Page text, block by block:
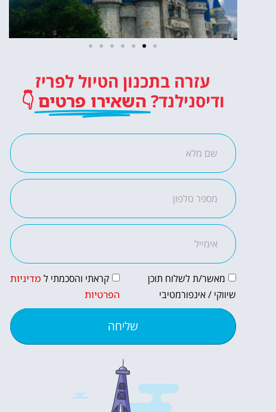
כרטיסים
לדיסנילנד
כרטיסי כניסה לפארק
השעשועים הכי מפורסם
לחצו פה!
עזרה בתכנון הטיול לפריז
ודיסנילנד? השאירו פרטים 👇
מאשר/ת לשלוח תוכן
שיווקי / אינפורמטיבי
קראתי והסכמתי ל מדיניות
הפרטיות
שליחה